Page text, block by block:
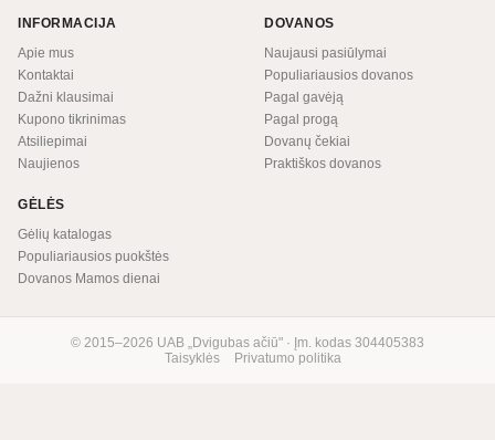
INFORMACIJA
Apie mus
Kontaktai
Dažni klausimai
Kupono tikrinimas
Atsiliepimai
Naujienos
DOVANOS
Naujausi pasiūlymai
Populiariausios dovanos
Pagal gavėją
Pagal progą
Dovanų čekiai
Praktiškos dovanos
GĖLĖS
Gėlių katalogas
Populiariausios puokštės
Dovanos Mamos dienai
© 2015–2026 UAB „Dvigubas ačiū" · Įm. kodas 304405383
Taisyklės
Privatumo politika